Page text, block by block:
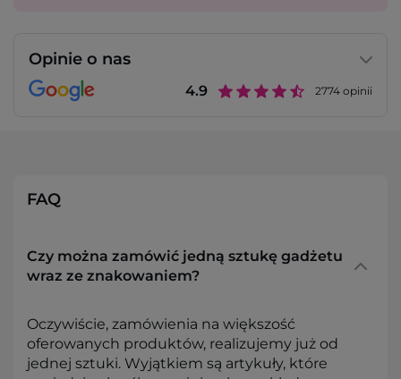
Opinie o nas
4.9 2774 opinii
FAQ
Czy można zamówić jedną sztukę gadżetu
wraz ze znakowaniem?
Oczywiście, zamówienia na większość
oferowanych produktów, realizujemy już od
jednej sztuki. Wyjątkiem są artykuły, które